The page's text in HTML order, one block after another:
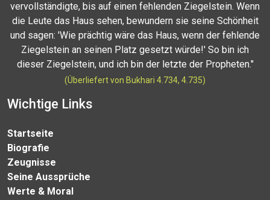
vervollständigte, bis auf einen fehlenden Ziegelstein. Wenn
die Leute das Haus sehen, bewundern sie seine Schönheit
und sagen: 'Wie prächtig wäre das Haus, wenn der fehlende
Ziegelstein an seinen Platz gesetzt würde!' So bin ich
dieser Ziegelstein, und ich bin der letzte der Propheten."
(Überliefert von Bukhari 4.734, 4.735)
Wichtige Links
Startseite
Biografie
Zeugnisse
Seine Aussprüche
Werte & Moral